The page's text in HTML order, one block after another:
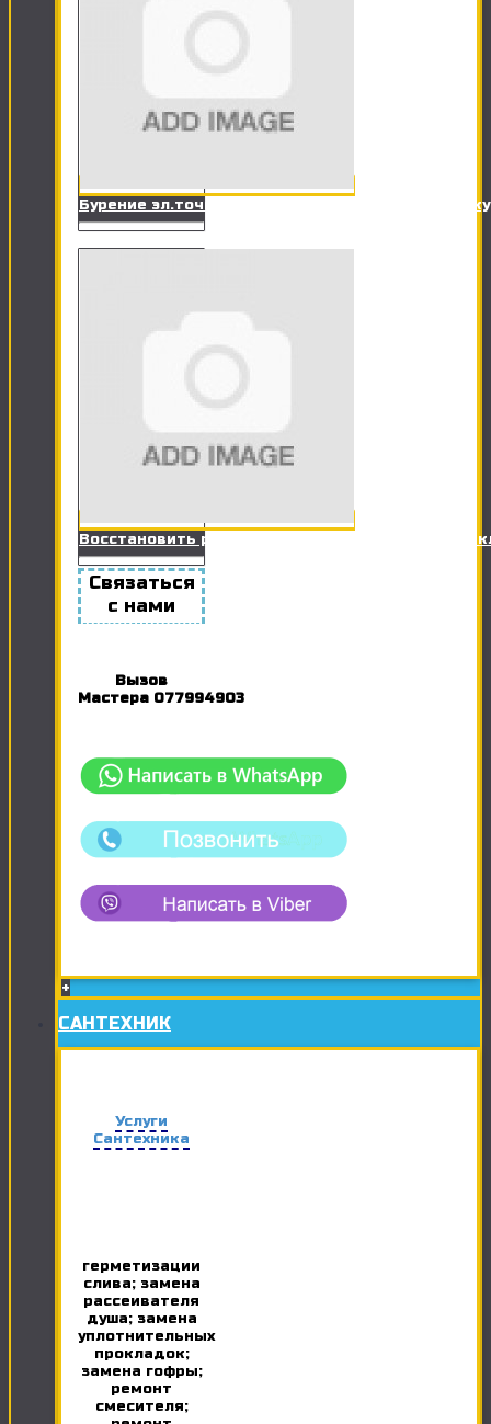
Бурение эл.точки в кирпичной стене под
Восстановить работоспособность Розетки /
Связаться
с нами
Вызов
Мастера 077994903
+
САНТЕХНИК
Услуги
Сантехника
герметизации
слива; замена
рассеивателя
душа; замена
уплотнительных
прокладок;
замена гофры;
ремонт
смесителя;